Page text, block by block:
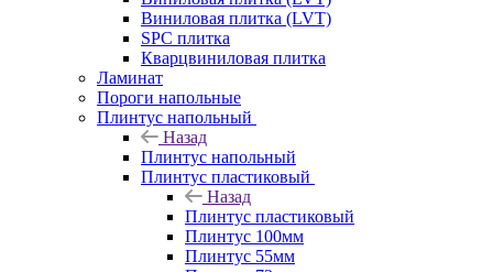
Виниловая плитка (LVT)
SPC плитка
Кварцвиниловая плитка
Ламинат
Пороги напольные
Плинтус напольный
Назад
Плинтус напольный
Плинтус пластиковый
Назад
Плинтус пластиковый
Плинтус 100мм
Плинтус 55мм